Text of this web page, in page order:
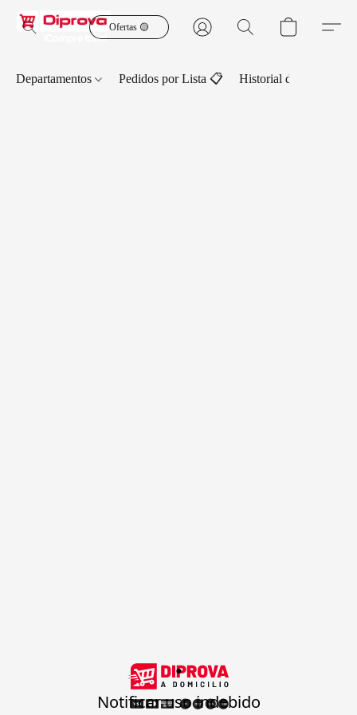
Ofertas 🟡
Departamentos Pedidos por Lista 📋 Historial de Pedidos
.
Notificar uso indebido